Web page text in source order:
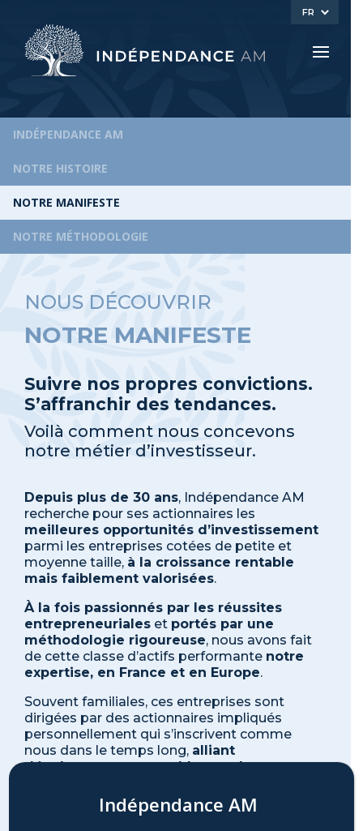
FR
INDÉPENDANCE AM
NOTRE HISTOIRE
NOTRE MANIFESTE
NOTRE MÉTHODOLOGIE
NOUS DÉCOUVRIR
NOTRE MANIFESTE
Suivre nos propres convictions.
S’affranchir des tendances.
Voilà comment nous concevons
notre métier d’investisseur.
Depuis plus de 30 ans, Indépendance AM
recherche pour ses actionnaires les
meilleures opportunités d’investissement
parmi les entreprises cotées de petite et
moyenne taille, à la croissance rentable
mais faiblement valorisées.
À la fois passionnés par les réussites
entrepreneuriales et portés par une
méthodologie rigoureuse, nous avons fait
de cette classe d’actifs performante notre
expertise, en France et en Europe.
Souvent familiales, ces entreprises sont
dirigées par des actionnaires impliqués
personnellement qui s’inscrivent comme
nous dans le temps long, alliant
développement rentable et valeurs.
Loin de subir leur taille modeste, ces
entreprises tirent au contraire de leurs
Indépendance AM